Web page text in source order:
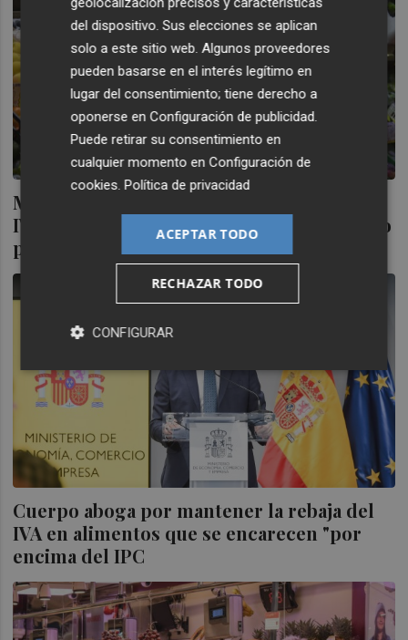
Montero dice que mantendrá la rebaja del
IVA de alimentos, pero estudia si por tres o
por seis meses
Cuerpo aboga por mantener la rebaja del
IVA en alimentos que se encarecen "por
encima del IPC
del dispositivo. Sus elecciones se aplican
solo a este sitio web. Algunos proveedores
pueden basarse en el interés legítimo en
lugar del consentimiento; tiene derecho a
oponerse enConfiguración de publicidad.
Puede retirar su consentimiento en
cualquier momento enConfiguración de
cookies.Política de privacidad
ACEPTAR TODO
RECHAZAR TODO
CONFIGURAR